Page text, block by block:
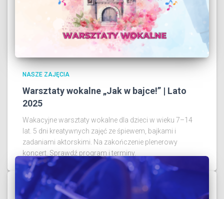
NASZE ZAJĘCIA
Warsztaty wokalne „Jak w bajce!” | Lato
2025
Wakacyjne warsztaty wokalne dla dzieci w wieku 7–14
lat. 5 dni kreatywnych zajęć ze śpiewem, bajkami i
zadaniami aktorskimi. Na zakończenie plenerowy
koncert. Sprawdź program i terminy.